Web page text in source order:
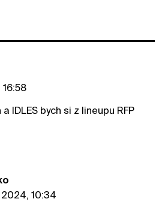
16:58
IDLES bych si z lineupu RFP
2024, 10:34